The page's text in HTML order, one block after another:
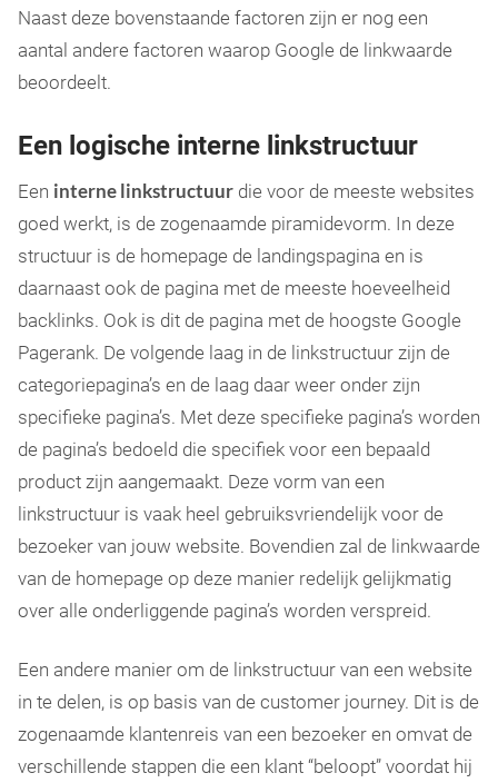
Naast deze bovenstaande factoren zijn er nog een
aantal andere factoren waarop Google de linkwaarde
beoordeelt.
Een logische interne linkstructuur
Een interne linkstructuur die voor de meeste websites
goed werkt, is de zogenaamde piramidevorm. In deze
structuur is de homepage de landingspagina en is
daarnaast ook de pagina met de meeste hoeveelheid
backlinks. Ook is dit de pagina met de hoogste Google
Pagerank. De volgende laag in de linkstructuur zijn de
categoriepagina’s en de laag daar weer onder zijn
specifieke pagina’s. Met deze specifieke pagina’s worden
de pagina’s bedoeld die specifiek voor een bepaald
product zijn aangemaakt. Deze vorm van een
linkstructuur is vaak heel gebruiksvriendelijk voor de
bezoeker van jouw website. Bovendien zal de linkwaarde
van de homepage op deze manier redelijk gelijkmatig
over alle onderliggende pagina’s worden verspreid.
Een andere manier om de linkstructuur van een website
in te delen, is op basis van de customer journey. Dit is de
zogenaamde klantenreis van een bezoeker en omvat de
verschillende stappen die een klant “beloopt” voordat hij